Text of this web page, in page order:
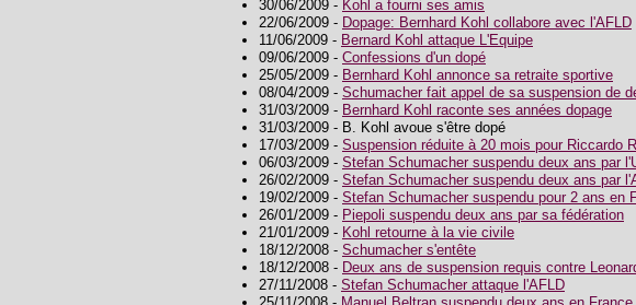
30/06/2009 - Kohl a fourni ses amis
22/06/2009 - Dopage: Bernhard Kohl collabore avec l'AFLD
11/06/2009 - Bernard Kohl attaque L'Equipe
09/06/2009 - Confessions d'un dopé
25/05/2009 - Bernhard Kohl annonce sa retraite sportive
08/04/2009 - Schumacher fait appel de sa suspension de
31/03/2009 - Bernhard Kohl raconte ses années dopage
31/03/2009 - B. Kohl avoue s'être dopé
17/03/2009 - Suspension réduite à 20 mois pour Riccardo
06/03/2009 - Stefan Schumacher suspendu deux ans par
26/02/2009 - Stefan Schumacher suspendu deux ans par
19/02/2009 - Stefan Schumacher suspendu pour 2 ans en
26/01/2009 - Piepoli suspendu deux ans par sa fédération
21/01/2009 - Kohl retourne à la vie civile
18/12/2008 - Schumacher s'entête
18/12/2008 - Deux ans de suspension requis contre
27/11/2008 - Stefan Schumacher attaque l'AFLD